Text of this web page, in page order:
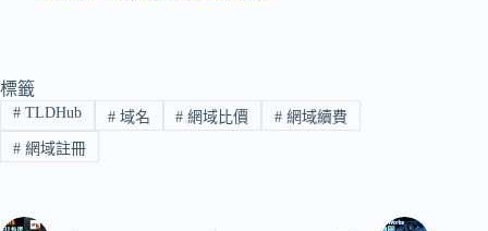
標籤
#TLDHub #域名 # 網域比價 # 網域續費
#網域註冊